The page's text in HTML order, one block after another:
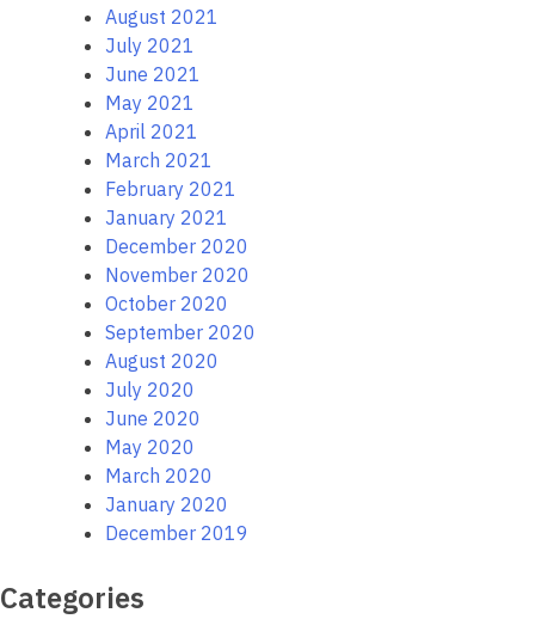
August 2021
July 2021
June 2021
May 2021
April 2021
March 2021
February 2021
January 2021
December 2020
November 2020
October 2020
September 2020
August 2020
July 2020
June 2020
May 2020
March 2020
January 2020
December 2019
Categories